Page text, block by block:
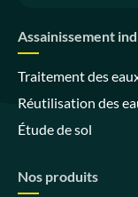
Assainissement
Traitement des
Réutilisation des
Étude de sol
Nos produits